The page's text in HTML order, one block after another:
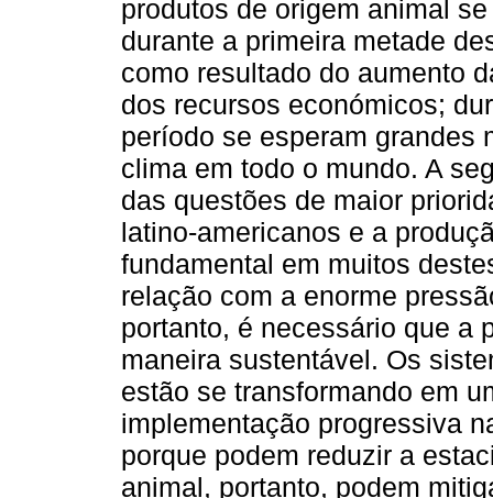
produtos de origem animal
durante a primeira metade
como resultado do aumento
dos recursos económicos;
período se esperam grandes
clima em todo o mundo. A
das questões de maior
latino-americanos e a
fundamental em muitos
relação com a enorme
portanto, é necessário que a
maneira sustentável. Os
estão se transformando em
implementação progressiva
porque podem reduzir a
animal, portanto, podem